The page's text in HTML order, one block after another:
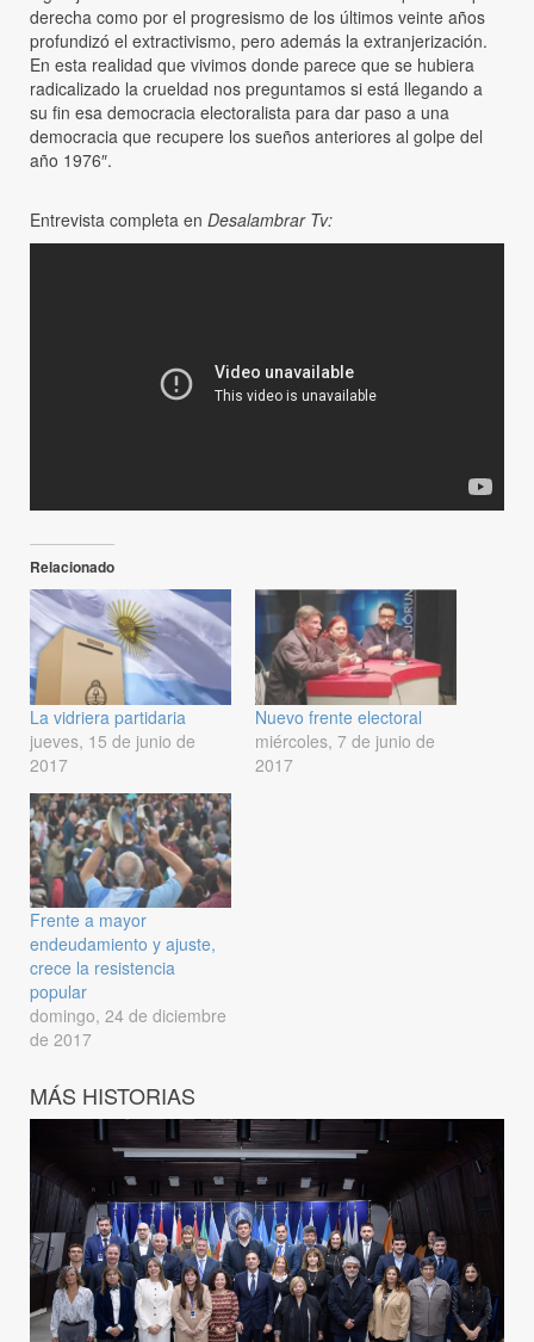
derecha como por el progresismo de los últimos veinte años
profundizó el extractivismo, pero además la extranjerización.
En esta realidad que vivimos donde parece que se hubiera
radicalizado la crueldad nos preguntamos si está llegando a
su fin esa democracia electoralista para dar paso a una
democracia que recupere los sueños anteriores al golpe del
año 1976″.
Entrevista completa en Desalambrar Tv:
Relacionado
La vidriera partidaria
jueves, 15 de junio de
2017
Nuevo frente electoral
miércoles, 7 de junio de
2017
Frente a mayor
endeudamiento y ajuste,
crece la resistencia
popular
domingo, 24 de diciembre
de 2017
MÁS HISTORIAS